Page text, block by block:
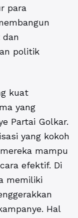
para
politik
kuat
yang
Partai Golkar.
yang kokoh
mampu
efektif. Di
memiliki
Hal